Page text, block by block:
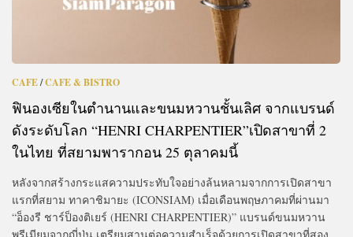
CAFE/CAFE & BISTRO
ฟินองเซียในตำนานและขนมหวานชั้นเลิศ จากแบรนด์
ดังระดับโลก “HENRI CHARPENTIER”เปิดสาขาที่ 2
ในไทย ที่สยามพารากอน 25 ตุลาคมนี้
หลังจากสร้างกระแสความประทับใจอย่างล้นหลามจากการเปิดสาขา
แรกที่สยาม ทาคาชิมายะ (ICONSIAM) เมื่อเดือนพฤษภาคมที่ผ่านมา
“อ็องรี ชาร์ป็องติเยร์ (HENRI CHARPENTIER)” แบรนด์ขนมหวาน